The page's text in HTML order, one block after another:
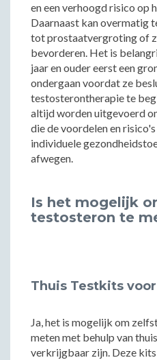
en een verhoogd risico op
Daarnaast kan overmatig
tot prostaatvergroting of
bevorderen. Het is
jaar en ouder eerst een
ondergaan voordat ze
testosterontherapie te
altijd worden uitgevoerd
die de voordelen en
individuele
afwegen.
Is het mogelijk
testosteron te
Thuis Testkits
Ja, het is mogelijk om
meten met behulp van
verkrijgbaar zijn. Deze